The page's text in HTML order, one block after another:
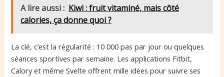
A lire aussi : Kiwi : fruit vitaminé, mais côté
calories, ça donne quoi ?
La clé, c’est la régularité : 10 000 pas par jour ou quelques
séances sportives par semaine. Les applications Fitbit,
Calory et même Svelte offrent mille idées pour suivre ses